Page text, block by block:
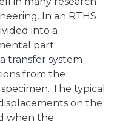
In an RTHS
into a
part
transfer system
from the
The typical
on the
when the